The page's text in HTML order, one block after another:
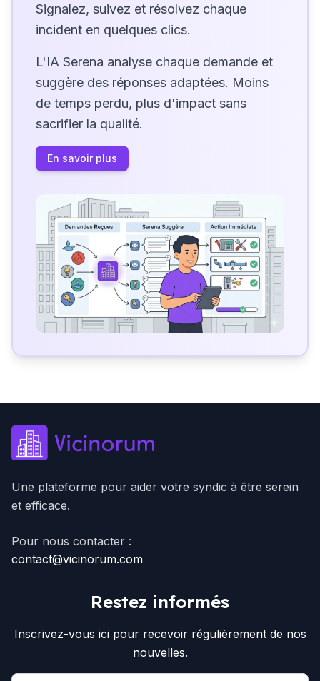
Signalez, suivez et résolvez chaque
incident en quelques clics.
L'IA Serena analyse chaque demande et
suggère des réponses adaptées. Moins
de temps perdu, plus d'impact sans
sacrifier la qualité.
En savoir plus
Une plateforme pour aider votre syndic à être serein
et efficace.
Pour nous contacter :
contact@vicinorum.com
Restez informés
Inscrivez-vous ici pour recevoir régulièrement de nos
nouvelles.